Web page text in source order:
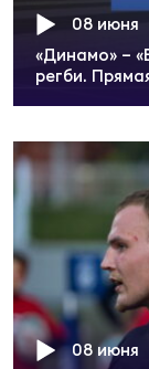
«Динамо» –
регби.
08 июня
08 июня